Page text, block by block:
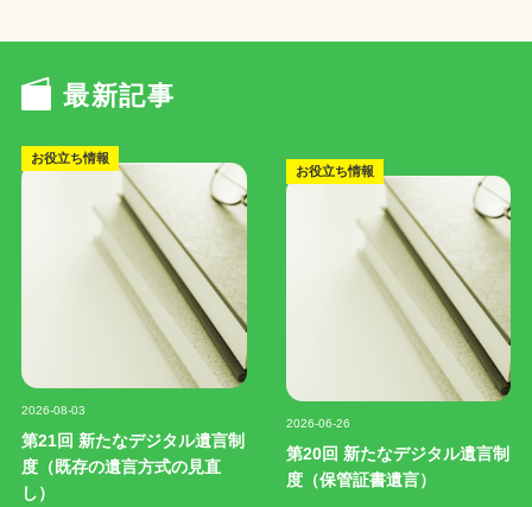
最新記事
お役立ち情報
2026-08-03
第21回 新たなデジタル遺言制
度（既存の遺言方式の見直
し）
お役立ち情報
2026-06-26
第20回 新たなデジタル遺言制
度（保管証書遺言）